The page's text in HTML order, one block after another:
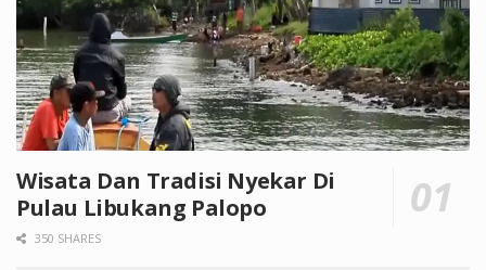
Wisata Dan Tradisi Nyekar Di
Pulau Libukang Palopo
350 SHARES